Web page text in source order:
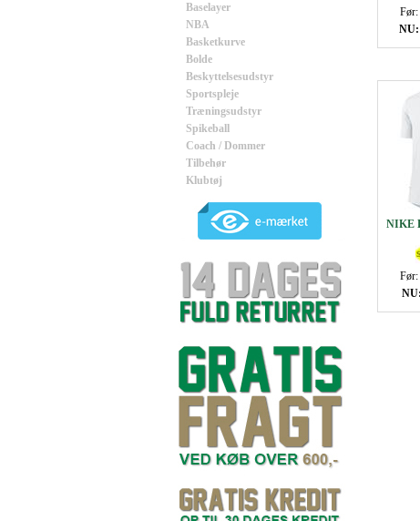
Baselayer
NBA
Basketkurve
Bolde
Beskyttelsesudstyr
Sportspleje
Træningsudstyr
Spikeball
Coach / Dommer
Tilbehør
Klubtøj
Før:
NU:
NIKE
Før: